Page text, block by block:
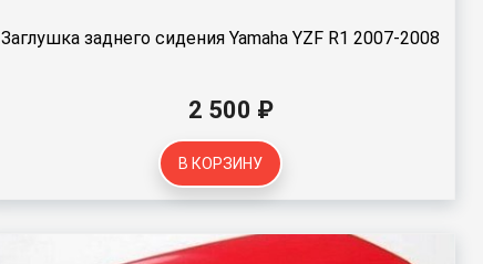
Заглушка заднего сидения Yamaha YZF R1 2007-2008
2 500 ₽
В КОРЗИНУ